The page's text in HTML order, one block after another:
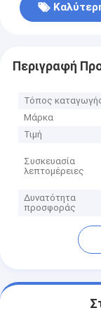
Περιγραφή
Τόπος
Μάρκα
Τιμή
Συσκευασία
λεπτομέρειες
Δυνατότητα
προσφοράς